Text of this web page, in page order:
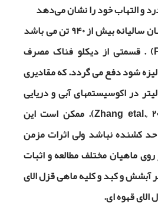
و التهاب خود را نشان می‌دهد
میزان مصرف آن در جهان سالیانه بیش از 940 تن می باشد
) . قسمتی از دیکلو فناک مصرف
شود دفع می گردد. که مقادیری
در اکوسیستمهای آبی و دریایی
Zhang etal.,). ممکن است این
حد کشنده نباشد ولی اثرات مزمن
ماهیان مختلف مطالعه و اثبات
آبشش و کبد و کلیه ماهی قزل الای
قهوه ای.